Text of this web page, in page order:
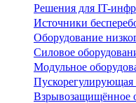
Решения для IT-
Источники
Оборудование
Силовое
Модульное
Пускорегулирующая
Взрывозащищённое